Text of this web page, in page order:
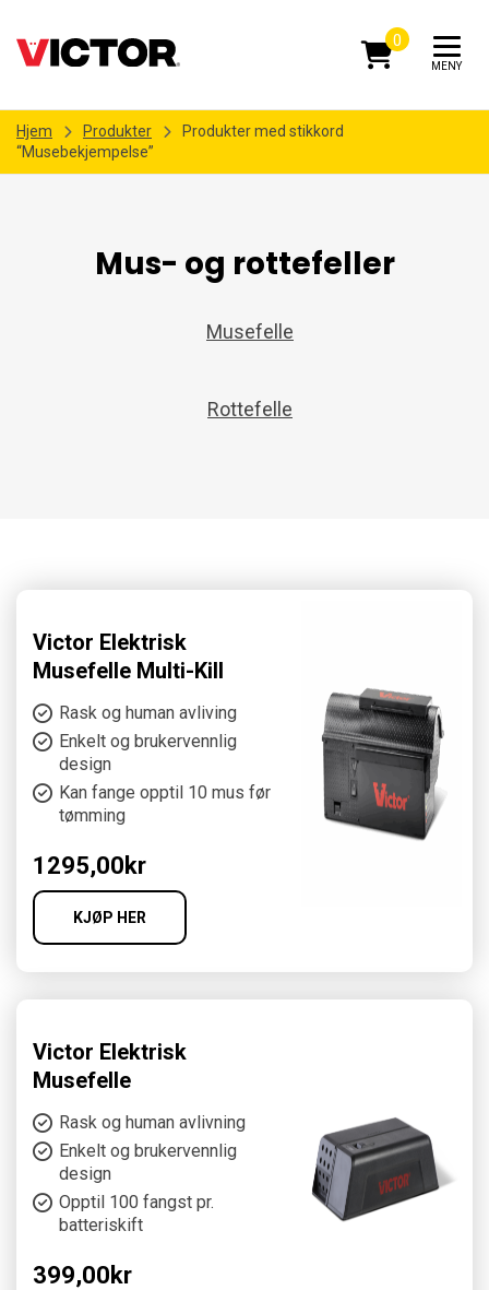
0
MENY
Hjem Produkter
Produkter med stikkord
“Musebekjempelse”
Mus- og rottefeller
Musefelle
Rottefelle
Victor Elektrisk
Musefelle Multi-Kill
Rask og human avliving
Enkelt og brukervennlig
design
Kan fange opptil 10 mus før
tømming
1295,00 kr
KJØP HER
Victor Elektrisk
Musefelle
Rask og human avlivning
Enkelt og brukervennlig
design
Opptil 100 fangst pr.
batteriskift
399,00 kr